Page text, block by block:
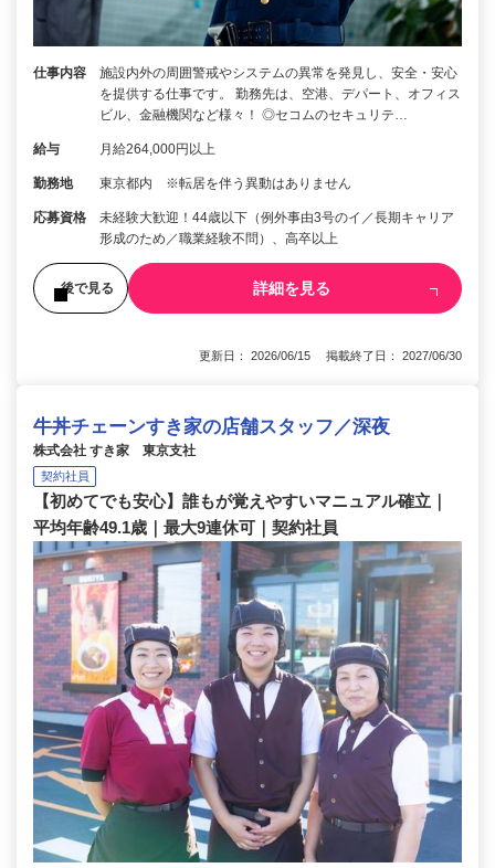
仕事内容
施設内外の周囲警戒やシステムの異常を発見し、安全・安心
を提供する仕事です。 勤務先は、空港、デパート、オフィス
ビル、金融機関など様々！ ◎セコムのセキュリテ…
給与 月給264,000円以上
勤務地 東京都内 ※転居を伴う異動はありません
応募資格
未経験大歓迎！44歳以下（例外事由3号のイ／長期キャリア
形成のため／職業経験不問）、高卒以上
後で見る 詳細を見る
更新日： 2026/06/15 掲載終了日： 2027/06/30
牛丼チェーンすき家の店舗スタッフ／深夜
株式会社 すき家 東京支社
契約社員
【初めてでも安心】誰もが覚えやすいマニュアル確立｜
平均年齢49.1歳｜最大9連休可｜契約社員